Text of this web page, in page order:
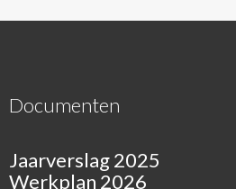
Documenten
Jaarverslag 2025
Werkplan 2026